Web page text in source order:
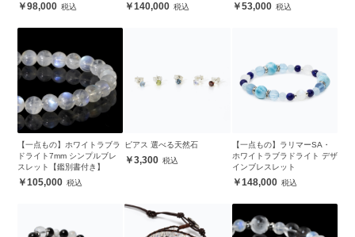
98,000 140,000 53,000
【一点もの】ホワイトラブラ
ドライト7mm シンプルブレ
スレット【鑑別書付き】
105,000
ピアス 選べる天然石
3,300
【一点もの】ラリマーSA・
ホワイトラブラドライト デザ
インブレスレット
148,000